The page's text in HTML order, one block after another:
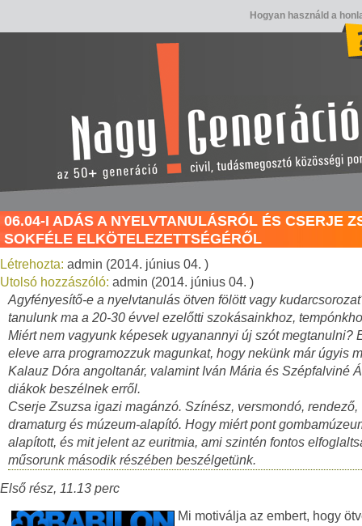
Hogyan használd a
06.04-I ADÁS A NYELVTANULÁSRÓL ÉS CSERJE
SOKFÉLE ELKÖTELEZETTSÉGÉRŐL
Létrehozta: admin (2014. június 04. )
Utolsó hozzászóló: admin (2014. június 04. )
Agyfényesítő-e a nyelvtanulás ötven fölött vagy
tanulunk ma a 20-30 évvel ezelőtti szokásainkhoz,
Miért nem vagyunk képesek ugyanannyi új szót megtanulni?
eleve arra programozzuk magunkat, hogy nekünk már úgyis
Kalauz Dóra angoltanár, valamint Iván Mária és Szépfalviné
diákok beszélnek erről.
Cserje Zsuzsa igazi magánzó. Színész, versmondó, rendező,
dramaturg és múzeum-alapító. Hogy miért pont
alapított, és mit jelent az euritmia, ami szintén fontos
műsorunk második részében beszélgetünk.
Első rész, 11.13 perc
Mi motiválja az embert, hogy